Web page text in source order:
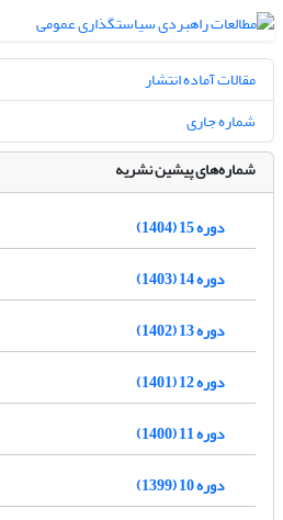
مقالات آماده انتشار
شماره جاری
شماره‌های پیشین نشریه
دوره 15 (1404)
دوره 14 (1403)
دوره 13 (1402)
دوره 12 (1401)
دوره 11 (1400)
دوره 10 (1399)